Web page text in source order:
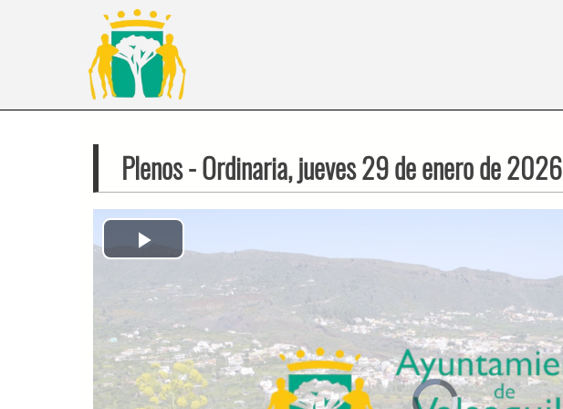
Plenos- Ordinaria, jueves 29 de enero de 2026
Video
Player
is
Play
Video